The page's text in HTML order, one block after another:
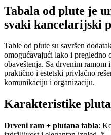
Tabala od plute je
svaki kancelarijski
Table od plute su savršen
omogućavajući lako i pregledno
obaveštenja. Sa drvenim
praktično i estetski privlačno
komunikaciju i organizaciju.
Karakteristike
Drveni ram + plutana tabla: